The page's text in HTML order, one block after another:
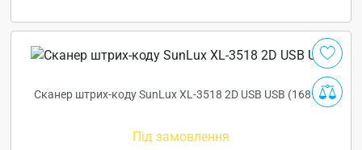
Сканер штрих-коду SunLux XL-3518 2D USB USB (16890)
Під замовлення